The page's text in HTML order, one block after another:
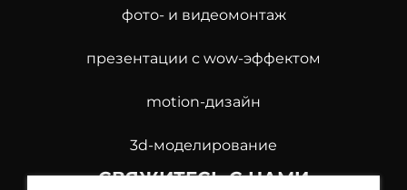
фото- и видеомонтаж
презентации с wow-эффектом
motion-дизайн
3d-моделирование
СВЯЖИТЕСЬ С НАМИ